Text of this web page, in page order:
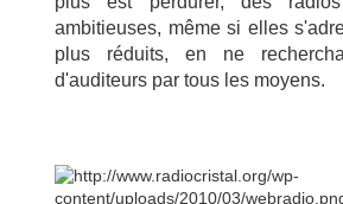
ambitieuses, même si elles
plus réduits, en ne
d'auditeurs par tous les moyens.